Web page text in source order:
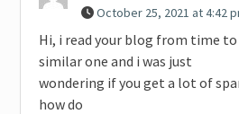
October 25, 2021 at 4:42
Hi, i read your blog from time
similar one and i was just
wondering if you get a lot of
how do